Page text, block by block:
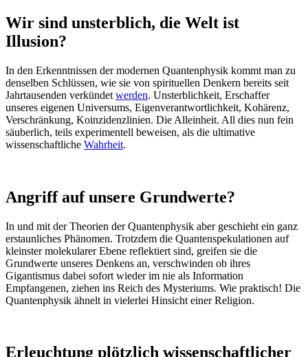
Wir sind unsterblich, die Welt ist
Illusion?
In den Erkenntnissen der modernen Quantenphysik kommt man zu
denselben Schlüssen, wie sie von spirituellen Denkern bereits seit
Jahrtausenden verkündet werden. Unsterblichkeit, Erschaffer
unseres eigenen Universums, Eigenverantwortlichkeit, Kohärenz,
Verschränkung, Koinzidenzlinien. Die Alleinheit. All dies nun fein
säuberlich, teils experimentell beweisen, als die ultimative
wissenschaftliche Wahrheit.
Angriff auf unsere Grundwerte?
In und mit der Theorien der Quantenphysik aber geschieht ein ganz
erstaunliches Phänomen. Trotzdem die Quantenspekulationen auf
kleinster molekularer Ebene reflektiert sind, greifen sie die
Grundwerte unseres Denkens an, verschwinden ob ihres
Gigantismus dabei sofort wieder im nie als Information
Empfangenen, ziehen ins Reich des Mysteriums. Wie praktisch! Die
Quantenphysik ähnelt in vielerlei Hinsicht einer Religion.
Erleuchtung plötzlich wissenschaftlicher